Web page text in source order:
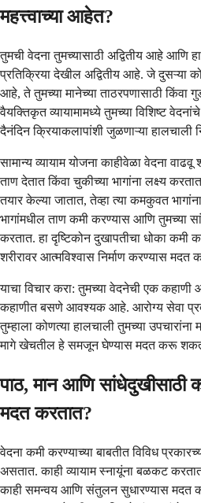
महत्त्वाच्या आहेत?
तुमची वेदना तुमच्यासाठी अद्वितीय आहे आणि
प्रतिक्रिया देखील अद्वितीय आहे. जे दुसऱ्या
आहे, ते तुमच्या मानेच्या ताठरपणासाठी किंवा
वैयक्तिकृत व्यायामामध्ये तुमच्या विशिष्ट
दैनंदिन क्रियाकलापांशी जुळणाऱ्या हालचाली
सामान्य व्यायाम योजना काहीवेळा वेदना
ताण देतात किंवा चुकीच्या भागांना लक्ष्य
तयार केल्या जातात, तेव्हा त्या कमकुवत
भागांमधील ताण कमी करण्यास आणि तुमच्या
करतात. हा दृष्टिकोन दुखापतीचा धोका कमी
शरीरावर आत्मविश्वास निर्माण करण्यास मदत
याचा विचार करा: तुमच्या वेदनेची एक कहाणी
कहाणीत बसणे आवश्यक आहे. आरोग्य सेवा
तुम्हाला कोणत्या हालचाली तुमच्या
मागे खेचतील हे समजून घेण्यास मदत करू
पाठ, मान आणि सांधेदुखीसाठी
मदत करतात?
वेदना कमी करण्याच्या बाबतीत विविध
असतात. काही व्यायाम स्नायूंना बळकट
काही समन्वय आणि संतुलन सुधारण्यास मदत